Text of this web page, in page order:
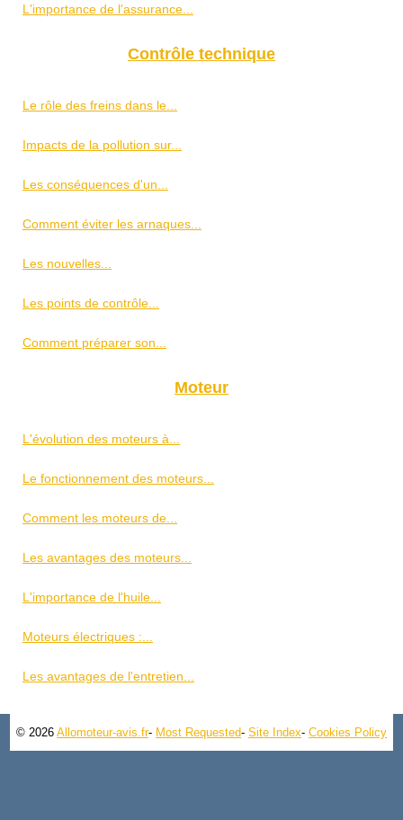
L'importance de l'assurance...
Contrôle technique
Le rôle des freins dans le...
Impacts de la pollution sur...
Les conséquences d'un...
Comment éviter les arnaques...
Les nouvelles...
Les points de contrôle...
Comment préparer son...
Moteur
L'évolution des moteurs à...
Le fonctionnement des moteurs...
Comment les moteurs de...
Les avantages des moteurs...
L'importance de l'huile...
Moteurs électriques :...
Les avantages de l'entretien...
© 2026 Allomoteur-avis.fr- Most Requested- Site Index- Cookies Policy